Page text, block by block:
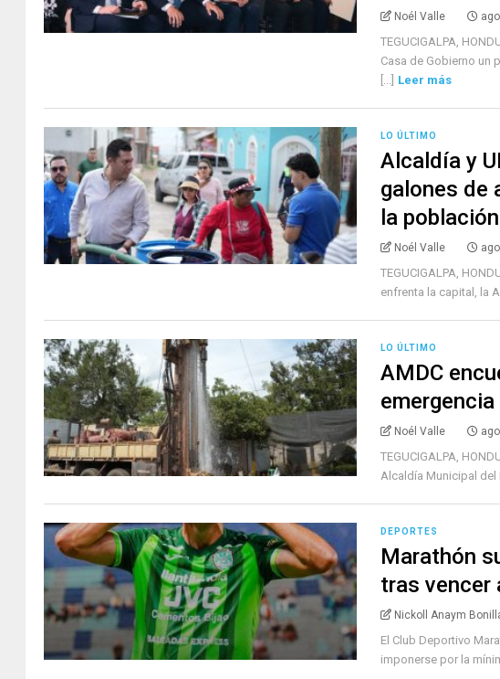
Noél Valle
TEGUCIGALPA,
Casa de Gobierno un
[...] Leer más
LO ÚLTIMO
Alcaldía y
galones de
la población
Noél Valle
TEGUCIGALPA,
enfrenta la capital, la
LO ÚLTIMO
AMDC
Noél Valle
TEGUCIGALPA,
Alcaldía Municipal del
DEPORTES
Marathón
tras vencer
Nickoll Anaym
El Club Deportivo
imponerse por la